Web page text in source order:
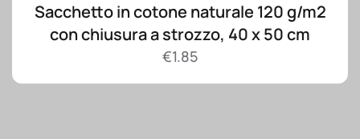
Sacchetto in cotone naturale 120 g/m2
con chiusura a strozzo, 40 x 50 cm
€1.85